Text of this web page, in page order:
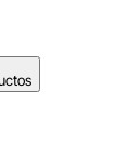
$379.00.